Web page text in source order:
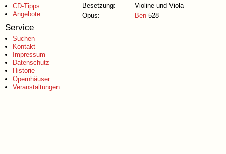
CD-Tipps
Angebote
Service
Suchen
Kontakt
Impressum
Datenschutz
Historie
Opernhäuser
Veranstaltungen
Besetzung:
Violine und Viola
Opus:
Ben 528